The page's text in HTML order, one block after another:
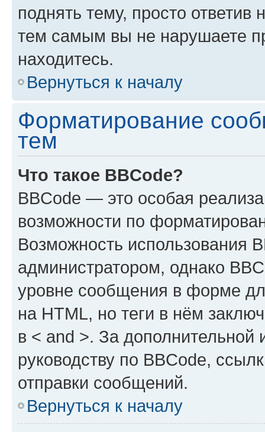
поднять тему, просто ответив
тем самым вы не нарушаете
находитесь.
Вернуться к началу
Форматирование
тем
Что такое BBCode?
BBCode — это особая
возможности по
Возможность использования
администратором, однако
уровне сообщения в форме
на HTML, но теги в нём
в < and >. За
руководству по BBCode,
отправки сообщений.
Вернуться к началу